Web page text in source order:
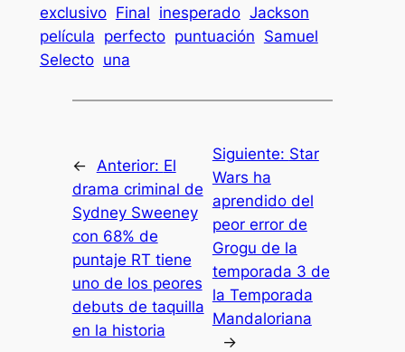
exclusivo Final inesperado Jackson
película perfecto puntuación Samuel
Selecto una
← Anterior: El
drama criminal de
Sydney Sweeney
con 68% de
puntaje RT tiene
uno de los peores
debuts de taquilla
en la historia
Siguiente: Star
Wars ha
aprendido del
peor error de
Grogu de la
temporada 3 de
la Temporada
Mandaloriana
→